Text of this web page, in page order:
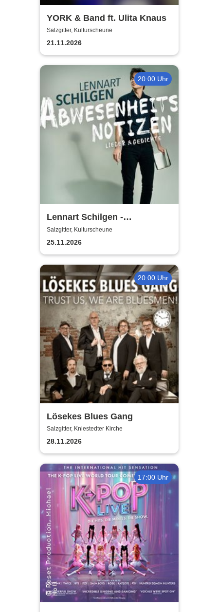
YORK & Band ft. Ulita Knaus
Salzgitter, Kulturscheune
21.11.2026
20:00 Uhr
Lennart Schilgen -
Abwesenheitsnotizen
Salzgitter, Kulturscheune
25.11.2026
20:00 Uhr
Lösekes Blues Gang
Salzgitter, Kniestedter Kirche
28.11.2026
17:00 Uhr